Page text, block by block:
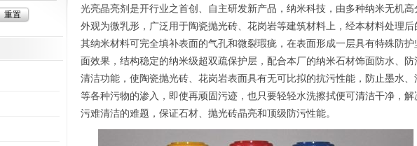
光亮晶亮剂是开行业之首创、自主研发新产品，纳米科技，由多种纳米无机
外观为微乳形，广泛用于陶瓷抛光砖、花岗岩等建筑材料上，经本材料处理
其纳米材料可完全填补表面的气孔和微裂瑕疵，在表面形成一层具有特殊防
面效果，结构稳定的纳米级超双疏保护层，配合本厂的纳米石材饰面防水、
清洁功能，使陶瓷抛光砖、花岗岩表面具有无可比拟的抗污性能，防止墨水
等各种污物的渗入，即使再顽固污迹，也只要轻轻水洗擦拭便可清洁干净，解
污难清洁的难题，保证石材、抛光砖晶亮和顶级防污性能。